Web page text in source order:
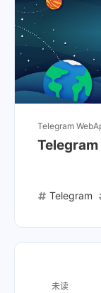
Telegram
Telegram
Telegram
未读